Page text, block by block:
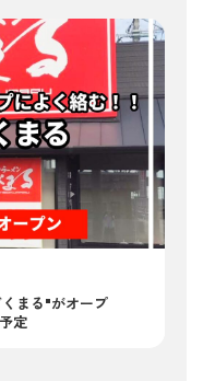
くまる"がオープ
定